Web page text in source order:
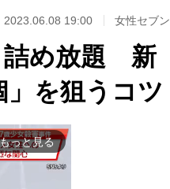
2023.06.08 19:00 女性セブン
詰め放題 新
を狙うコツ
っと見る